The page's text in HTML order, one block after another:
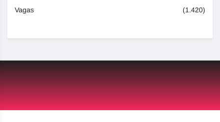
Vagas (1.420)